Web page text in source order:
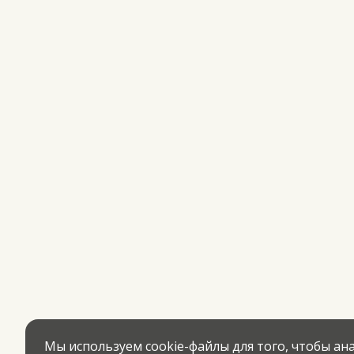
Мы используем cookie-файлы для того, чтобы